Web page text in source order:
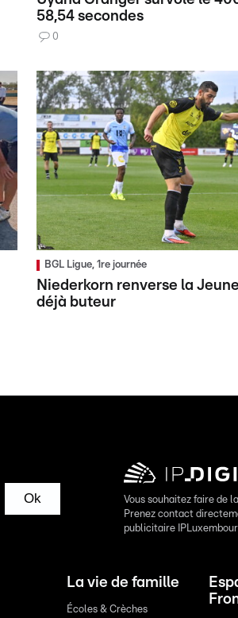
58,54 secondes
0
BGL Ligue, 1re journée
Niederkorn renverse la
déjà buteur
Ok
Vous souhaitez faire de
Prenez contact
publicitaire
La vie de famille
Écoles & Crèches